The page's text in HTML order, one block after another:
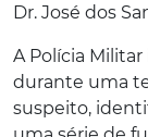
Dr. José dos
A Polícia
durante uma
suspeito,